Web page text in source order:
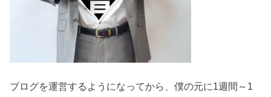
ブログを運営するようになってから、僕の元に1週間～1